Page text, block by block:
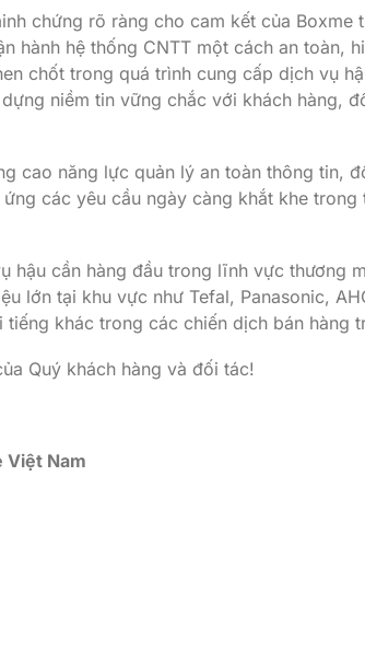
chứng rõ ràng cho cam kết của Boxme
hành hệ thống CNTT một cách an toàn,
chốt trong quá trình cung cấp dịch vụ
niềm tin vững chắc với khách hàng,
cao năng lực quản lý an toàn thông tin,
các yêu cầu ngày càng khắt khe trong
hậu cần hàng đầu trong lĩnh vực thương
lớn tại khu vực như Tefal, Panasonic,
khác trong các chiến dịch bán hàng
Quý khách hàng và đối tác!
Việt Nam